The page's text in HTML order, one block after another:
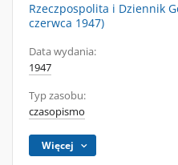
Rzeczpospolita i Dziennik
czerwca 1947)
Data wydania:
1947
Typ zasobu:
czasopismo
Więcej